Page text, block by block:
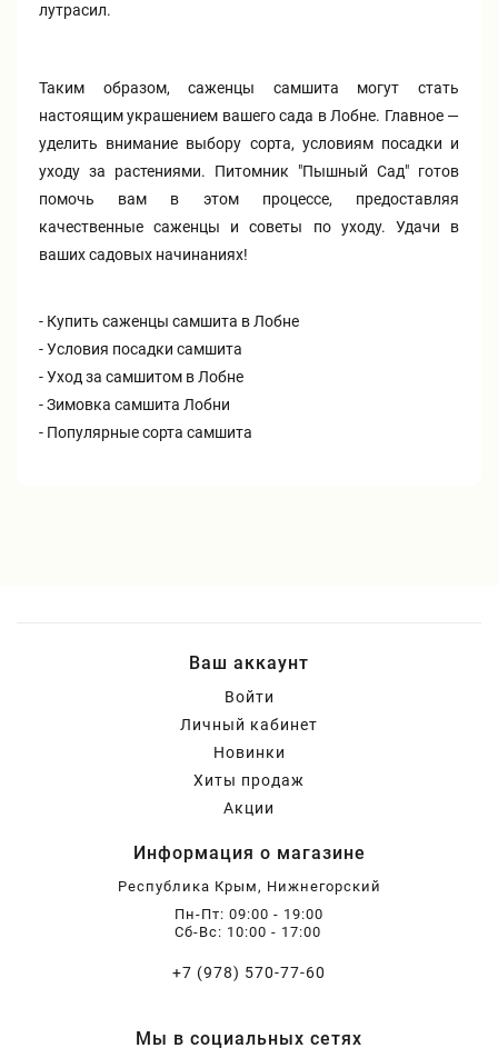
лутрасил.
Таким образом, саженцы самшита могут стать
настоящим украшением вашего сада в Лобне. Главное —
уделить внимание выбору сорта, условиям посадки и
уходу за растениями. Питомник "Пышный Сад" готов
помочь вам в этом процессе, предоставляя
качественные саженцы и советы по уходу. Удачи в
ваших садовых начинаниях!
- Купить саженцы самшита в Лобне
- Условия посадки самшита
- Уход за самшитом в Лобне
- Зимовка самшита Лобни
- Популярные сорта самшита
Ваш аккаунт
Войти
Личный кабинет
Новинки
Хиты продаж
Акции
Информация о магазине
Республика Крым, Нижнегорский
Пн-Пт: 09:00 - 19:00
Сб-Вс: 10:00 - 17:00
+7 (978) 570-77-60
Мы в социальных сетях